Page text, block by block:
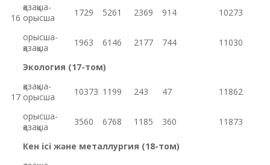
16
қазақша-
орысша
1729 5261 2369 914 10273
орысша-
қазақша
1963 6146 2177 744 11030
17
Экология (17-том)
қазақша-
орысша
10373 1199 243 47 11862
орысша-
қазақша
3560 6768 1185 360 11873
Кен ісі және металлургия (18-том)